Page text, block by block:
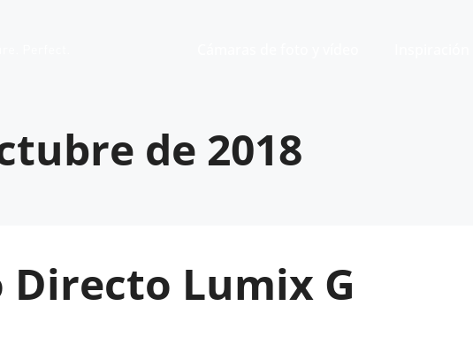
de 2018
Directo Lumix G